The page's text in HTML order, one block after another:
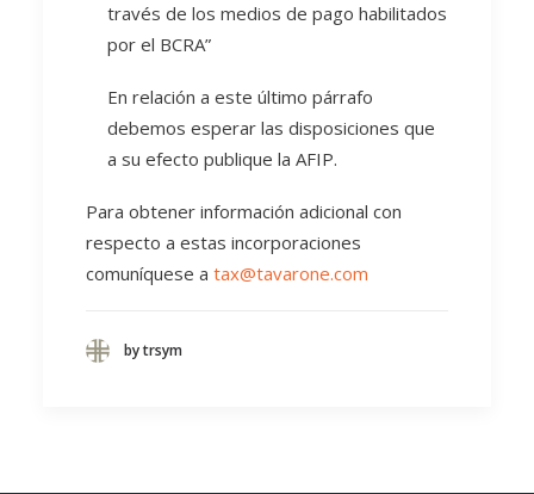
través de los medios de pago habilitados
por el BCRA”
En relación a este último párrafo
debemos esperar las disposiciones que
a su efecto publique la AFIP.
Para obtener información adicional con
respecto a estas incorporaciones
comuníquese a tax@tavarone.com
by trsym